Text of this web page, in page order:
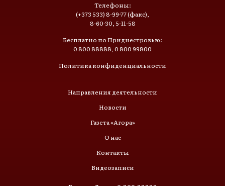
Телефоны:
(+373 533) 8-99-77 (факс),
8-60-30, 5-11-58
Бесплатно по Приднестровью:
0 800 88888, 0 800 99800
Политика конфиденциальности
Направления деятельности
Новости
Газета «Агора»
О нас
Контакты
Видеозаписи